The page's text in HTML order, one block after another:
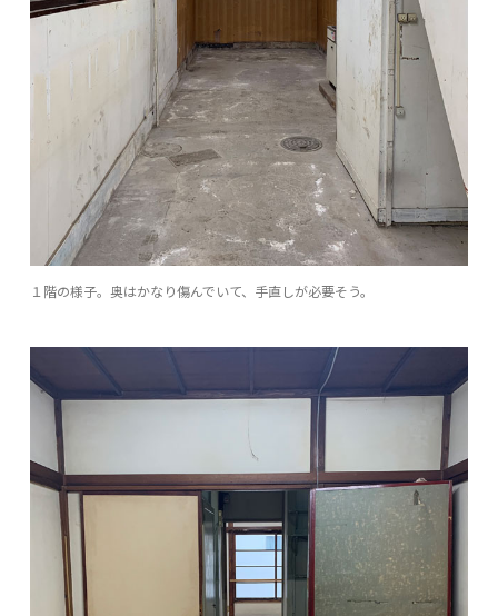
１階の様子。奥はかなり傷んでいて、手直しが必要そう。